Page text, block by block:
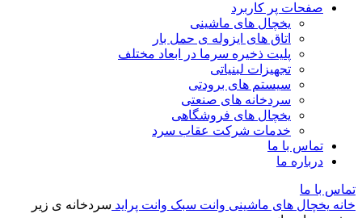
صفحات پر کاربرد
یخچال های ماشینی
اتاق های ایزوله ی حمل بار
پلیت ذخیره سرما در ابعاد مختلف
تجهیزات لبنیاتی
سیستم های برودتی
سردخانه های صنعتی
یخچال های فروشگاهی
خدمات شرکت عقاب سرد
تماس با ما
درباره ما
تماس با ما
خانه یخچال های ماشینی وانت سبک وانت پراید سردخانه ی زیر